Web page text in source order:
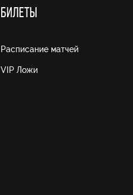
БИЛЕТЫ
Расписание матчей
VIP Ложи